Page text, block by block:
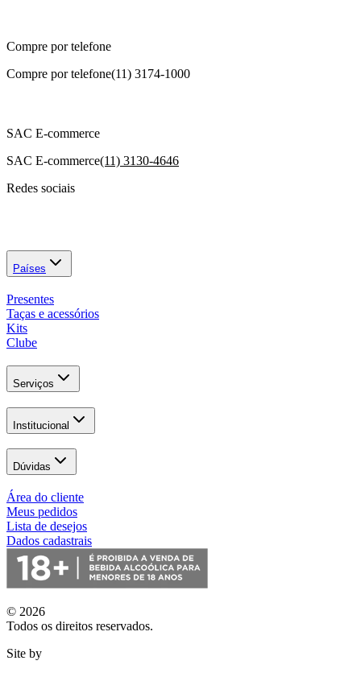
Compre por telefone
Compre por telefone(11) 3174-1000
SAC E-commerce
SAC E-commerce(11) 3130-4646
Redes sociais
Países
Presentes
Taças e acessórios
Kits
Clube
Serviços
Institucional
Dúvidas
Área do cliente
Meus pedidos
Lista de desejos
Dados cadastrais
© 2026
Todos os direitos reservados.
Site by